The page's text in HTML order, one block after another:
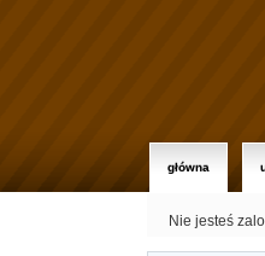
główna
Nie jesteś